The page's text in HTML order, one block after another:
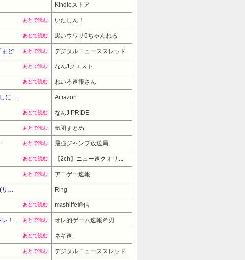
Kindleストア
あとで読む いたしん！
あとで読む 黒いウワサ5ちゃんねる
あとで読む デジタルニューススレッド
あとで読む なんJクエスト
あとで読む ねいろ速報さん
Amazon
あとで読む なんJ PRIDE
あとで読む 気団まとめ
あとで読む 最強ジャンプ放送局
あとで読む
あとで読む アニゲー速報
Ring
あとで読む mashlife通信
あとで読む オレ的ゲーム速報＠刃
あとで読む ネギ速
あとで読む デジタルニューススレッド